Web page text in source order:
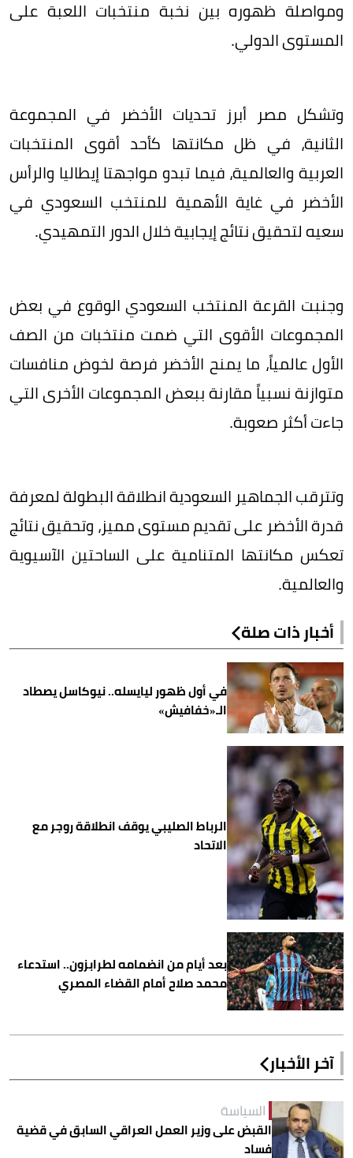
ومواصلة ظهوره بين نخبة منتخبات اللعبة على
المستوى الدولي.
وتشكل مصر أبرز تحديات الأخضر في المجموعة
الثانية، في ظل مكانتها كأحد أقوى المنتخبات
العربية والعالمية، فيما تبدو مواجهتا إيطاليا والرأس
الأخضر في غاية الأهمية للمنتخب السعودي في
سعيه لتحقيق نتائج إيجابية خلال الدور التمهيدي.
وجنبت القرعة المنتخب السعودي الوقوع في بعض
المجموعات الأقوى التي ضمت منتخبات من الصف
الأول عالمياً، ما يمنح الأخضر فرصة لخوض منافسات
متوازنة نسبياً مقارنة ببعض المجموعات الأخرى التي
جاءت أكثر صعوبة.
وتترقب الجماهير السعودية انطلاقة البطولة لمعرفة
قدرة الأخضر على تقديم مستوى مميز، وتحقيق نتائج
تعكس مكانتها المتنامية على الساحتين الآسيوية
والعالمية.
أخبار ذات صلة
في أول ظهور ليايسله.. نيوكاسل يصطاد
الـ«خفافيش»
الرباط الصليبي يوقف انطلاقة روجر مع
الاتحاد
بعد أيام من انضمامه لطرابزون.. استدعاء
محمد صلاح أمام القضاء المصري
آخر الأخبار
السياسة
القبض على وزير العمل العراقي السابق في قضية
فساد